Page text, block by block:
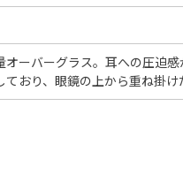
ーバーグラス。耳への圧迫
おり、眼鏡の上から重ね掛け